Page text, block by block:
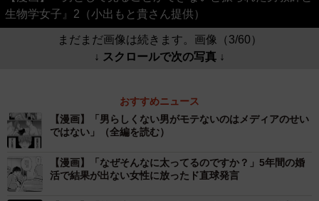
生物学女子』2（小出もと貴さん提供）
まだまだ画像は続きます。画像（3/60）
↓ スクロールで次の写真 ↓
おすすめニュース
【漫画】「男らしくない男がモテないのはメディアのせい
ではない」（全編を読む）
【漫画】「なぜそんなに太ってるのですか？」5年間の婚
活で結果が出ない女性に放ったド直球発言